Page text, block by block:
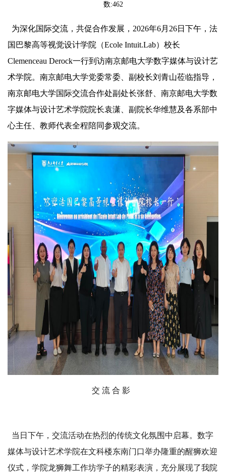
数:462
为深化国际交流，共促合作发展，2026年6月26日下午，法
国巴黎高等视觉设计学院（Ecole Intuit.Lab）校长
Clemenceau Derock一行到访南京邮电大学数字媒体与设计艺
术学院。南京邮电大学党委常委、副校长刘青山莅临指导，
南京邮电大学国际交流合作处副处长张舒、南京邮电大学数
字媒体与设计艺术学院院长袁潇、副院长华维慧及各系部中
心主任、教师代表全程陪同参观交流。
交 流 合 影
当日下午，交流活动在热烈的传统文化氛围中启幕。数字
媒体与设计艺术学院在文科楼东南门口举办隆重的醒狮欢迎
仪式，学院龙狮舞工作坊学子的精彩表演，充分展现了我院